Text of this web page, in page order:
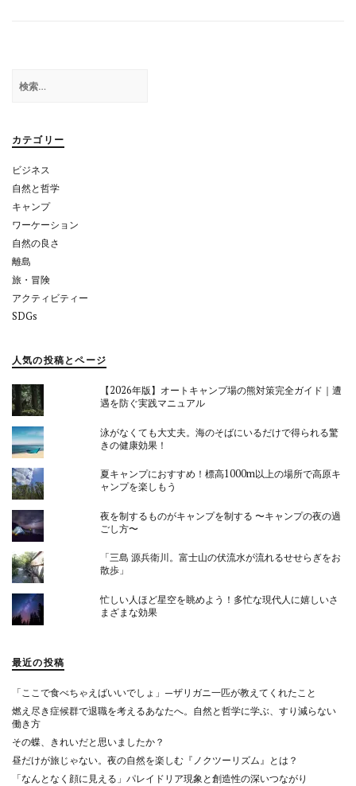
ー
ョ
ン
索:
カテゴリー
ビジネス
自然と哲学
キャンプ
ワーケーション
自然の良さ
離島
旅・冒険
アクティビティー
SDGs
人気の投稿とページ
【2026年版】オートキャンプ場の熊対策完全ガイド｜遭
遇を防ぐ実践マニュアル
泳がなくても大丈夫。海のそばにいるだけで得られる驚
きの健康効果！
夏キャンプにおすすめ！標高1000m以上の場所で高原キ
ャンプを楽しもう
夜を制するものがキャンプを制する 〜キャンプの夜の過
ごし方〜
「三島 源兵衛川。富士山の伏流水が流れるせせらぎをお
散歩」
忙しい人ほど星空を眺めよう！多忙な現代人に嬉しいさ
まざまな効果
最近の投稿
「ここで食べちゃえばいいでしょ」—ザリガニ一匹が教えてくれたこと
燃え尽き症候群で退職を考えるあなたへ。自然と哲学に学ぶ、すり減らない
働き方
その蝶、きれいだと思いましたか？
昼だけが旅じゃない。夜の自然を楽しむ『ノクツーリズム』とは？
「なんとなく顔に見える」パレイドリア現象と創造性の深いつながり